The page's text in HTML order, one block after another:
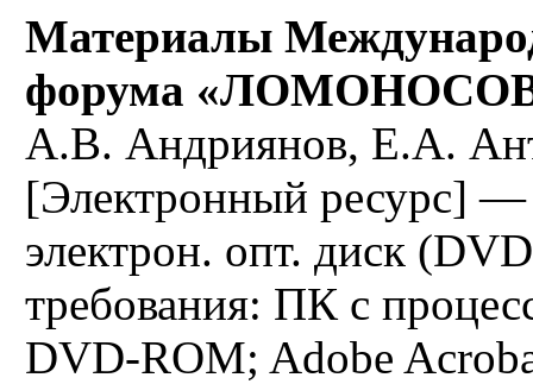
Риторика
Романское языкознание
Русский как иностранный
Русский язык
Русское устное народное творчество
Славянская филология
Теоретическая и прикладная лингвистика
Теория дискурса и коммуникации
Теория литературы
Филологическое исследование переводов
текста
Финно-угорское языкознание
Французское языкознание
Материалы
форума
А.В. Андриянов, Е.А.
[Электронный
электрон. опт. диск
требования: ПК с
DVD-ROM; Adobe